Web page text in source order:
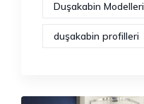
Duşakabin Modelleri
duşakabin profilleri